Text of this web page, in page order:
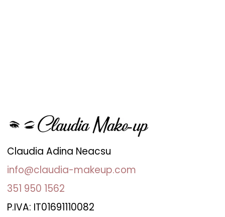
Claudia Adina Neacsu
info@claudia-makeup.com
351 950 1562
P.IVA: IT01691110082